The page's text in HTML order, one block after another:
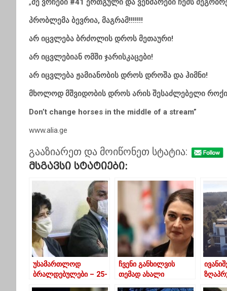
„მე ვრჩები #41 ერთგული და ვეხმარები ჩემს
პრობლემა ბევრია, მაგრამ!!!!!!!
არ იცვლება ბრძოლის დროს მეთაური!
არ იცვლებიან ომში ჯარისკაცები!
არ იცვლება ჟამიანობის დროს დროშა და ჰიმნი!
მხოლოდ მშვიდობის დროს არის შესაძლებელი
Don’t change horses in the middle of a stream”
www.alia.ge
გააზიარეთ და მოიწონეთ სტატია:
Მსგავსი Სტატიები:
უსამართლოდ
ბრალდებულები – 25-
ჩვენი განხილვის
თემად ახალი